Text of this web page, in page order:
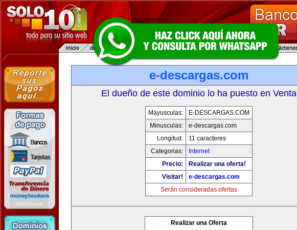
e-descargas.com
El dueño de este dominio lo ha puesto en Venta
Mayusculas:
E-DESCARGAS.COM
Minusculas:
e-descargas.com
Longitud:
11 caracteres
Categorias:
Internet
Precio:
Realizar una oferta!
Visitar!
e-descargas.com
Serán consideradas ofertas
Realizar una Oferta